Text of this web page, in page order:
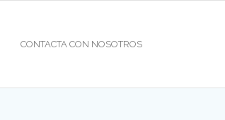
CONTACTA CON NOSOTROS